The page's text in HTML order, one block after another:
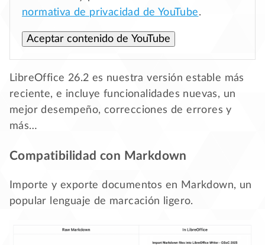
normativa de privacidad de YouTube.
Aceptar contenido de YouTube
LibreOffice 26.2 es nuestra versión estable más
reciente, e incluye funcionalidades nuevas, un
mejor desempeño, correcciones de errores y
más…
Compatibilidad con Markdown
Importe y exporte documentos en Markdown, un
popular lenguaje de marcación ligero.